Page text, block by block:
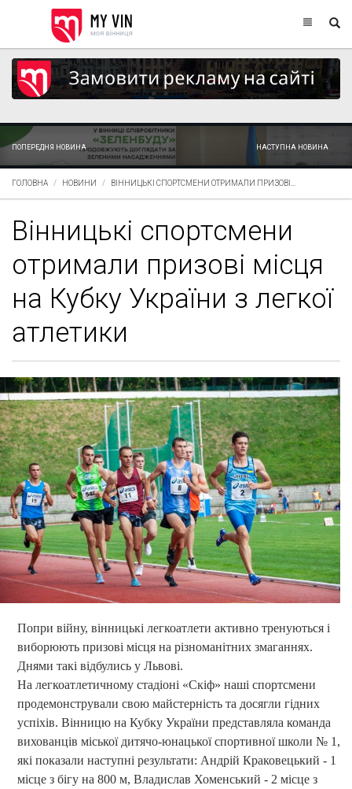
ПОПЕРЕДНЯ НОВИНА НАСТУПНА НОВИНА
ГОЛОВНА НОВИНИ ВІННИЦЬКІ СПОРТСМЕНИ ОТРИМАЛИ ПРИЗОВІ...
Вінницькі спортсмени
отримали призові місця
на Кубку України з легкої
атлетики
Попри війну, вінницькі легкоатлети активно тренуються і
виборюють призові місця на різноманітних змаганнях.
Днями такі відбулись у Львові.
На легкоатлетичному стадіоні «Скіф» наші спортсмени
продемонстрували свою майстерність та досягли гідних
успіхів. Вінницю на Кубку України представляла команда
вихованців міської дитячо-юнацької спортивної школи № 1,
які показали наступні результати: Андрій Краковецький - 1
місце з бігу на 800 м, Владислав Хоменський - 2 місце з